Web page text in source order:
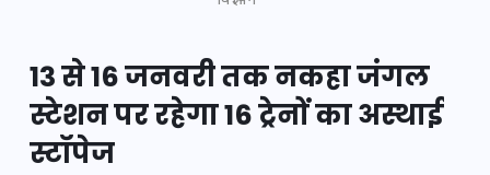
13 से 16 जनवरी तक नकहा जंगल
स्टेशन पर रहेगा 16 ट्रेनों का अस्थाई
स्टॉपेज